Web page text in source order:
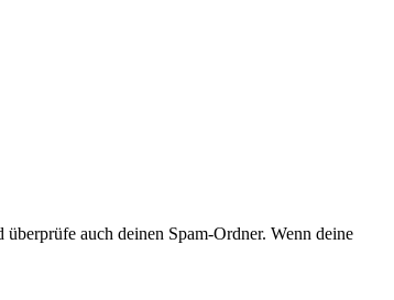
auch deinen Spam-Ordner. Wenn deine